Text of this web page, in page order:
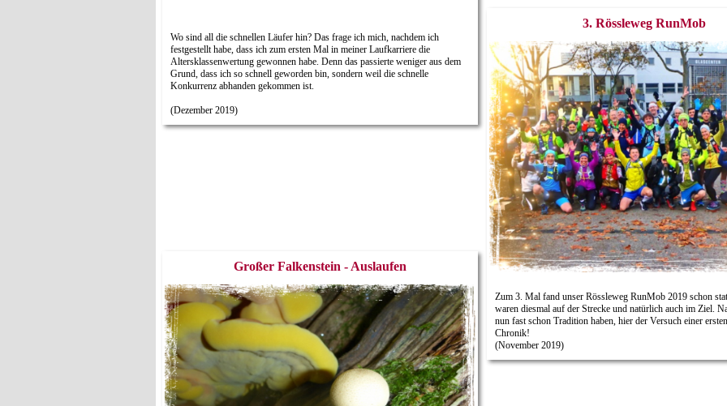
Wo sind all die schnellen Läufer hin? Das frage ich mich, nachdem ich
festgestellt habe, dass ich zum ersten Mal in meiner Laufkarriere die
Altersklassenwertung gewonnen habe. Denn das passierte weniger aus dem
Grund, dass ich so schnell geworden bin, sondern weil die schnelle
Konkurrenz abhanden gekommen ist.
(Dezember 2019)
Großer Falkenstein - Auslaufen
3. Rössleweg RunMob
Zum 3. Mal fand unser Rössleweg RunMob 2019 schon
waren diesmal auf der Strecke und natürlich auch im Ziel.
nun fast schon Tradition haben, hier der Versuch einer
Chronik!
(November 2019)